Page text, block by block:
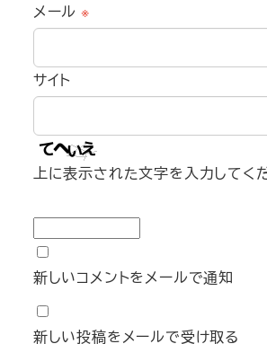
メール ※
サイト
上に表示された文字を入力してく
新しいコメントをメールで通知
新しい投稿をメールで受け取る